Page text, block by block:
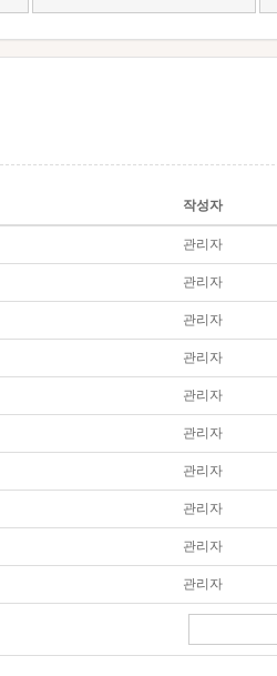
작성자
관리자
관리자
관리자
관리자
관리자
관리자
관리자
관리자
관리자
관리자